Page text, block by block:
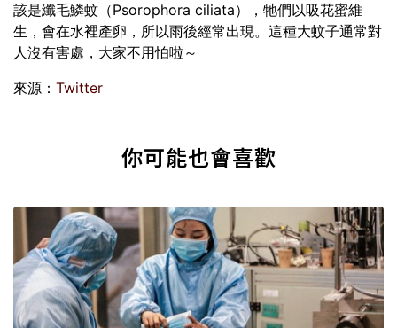
該是纖毛鱗蚊（Psorophora ciliata），牠們以吸花蜜維
生，會在水裡產卵，所以雨後經常出現。這種大蚊子通常對
人沒有害處，大家不用怕啦～
來源： Twitter
你可能也會喜歡